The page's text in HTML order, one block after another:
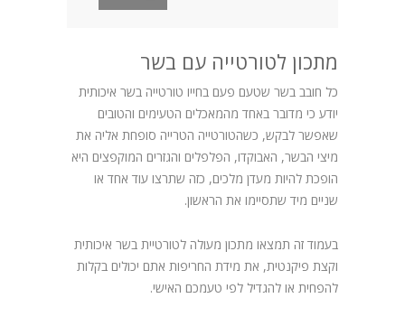
מתכון לטורטייה עם בשר
כל חובב בשר שטעם פעם בחייו טורטייה בשר איכותית
יודע כי מדובר באחד מהמאכלים הטעימים והטובים
שאפשר לבקש, כשהטורטייה הטרייה סופחת אליה את
מיצי הבשר, האבוקדו, הפלפלים והגזרים המוקפצים היא
הופכת להיות מעדן מלכים, כזה שתרצו עוד אחד או
שניים מיד שתסיימו את הראשון.
בעמוד זה תמצאו מתכון מעולה לטורטיית בשר איכותית
וקצת פיקנטית, את מידת החריפות אתם יכולים בקלות
להפחית או להגדיל לפי טעמכם האישי.